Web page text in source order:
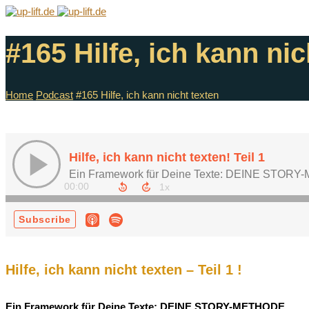
#165 Hilfe, ich kann
Home Podcast #165 Hilfe, ich kann nicht texten
Hilfe, ich kann nicht texten – Teil 1 !